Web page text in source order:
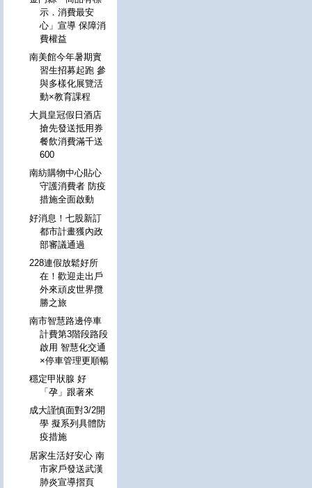
示．消費最安
心」宣導 保障消
費權益
南美館今年暑期實
習生招募起跑 參
與多樣化展覽活
動×教育課程
大員皇冠假日酒店
搶先發送抵用券
餐飲消費滿千送
600
南紡購物中心貼心
守護消費者 防疫
措施全面啟動
好消息！七股新訂
都市計畫獲內政
部審議通過
228連假放鬆好所
在！歡迎走出戶
外來頑皮世界攬
勝之旅
南市智慧路邊停車
計費第3階段路段
啟用 智慧化交通
×停車管理更順暢
穩定甲狀腺 好
「孕」跟著來
成大謹慎面對3/2開
學 擬系列具體防
疫措施
居家生活好安心 南
市家戶發送武漢
肺炎宣導摺頁